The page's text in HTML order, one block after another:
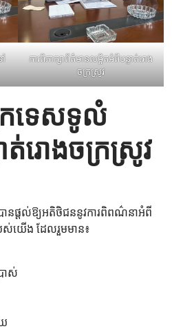
ការពិភាក្សាព័ត៌មានលម្អិតអំពីបន្ទាត់រោង
ចក្រស្រូវ
េកទេសទូលំ
រោងចក្រស្រូវ
ានផ្តល់ឱ្យអតិថិជននូវការពិពណ៌នាអំពី
បស់យើង ដែលរួមមាន៖
ាស់